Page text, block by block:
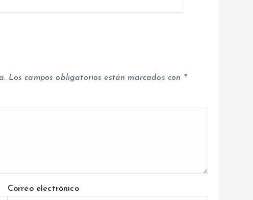
Los campos obligatorios están marcados con *
Correo electrónico